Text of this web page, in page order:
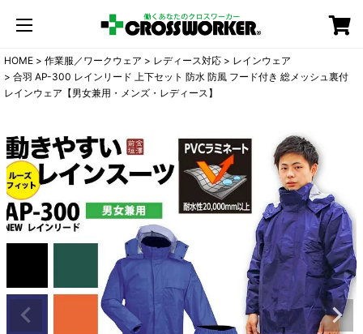
HOME 作業服／ワークウェア レディース対応
レインウェア
合羽 AP-300 レインリード 上下セット 防水 防風 フード付き 総メッシュ裏付
レインウェア【男女兼用・メンズ・レディース】